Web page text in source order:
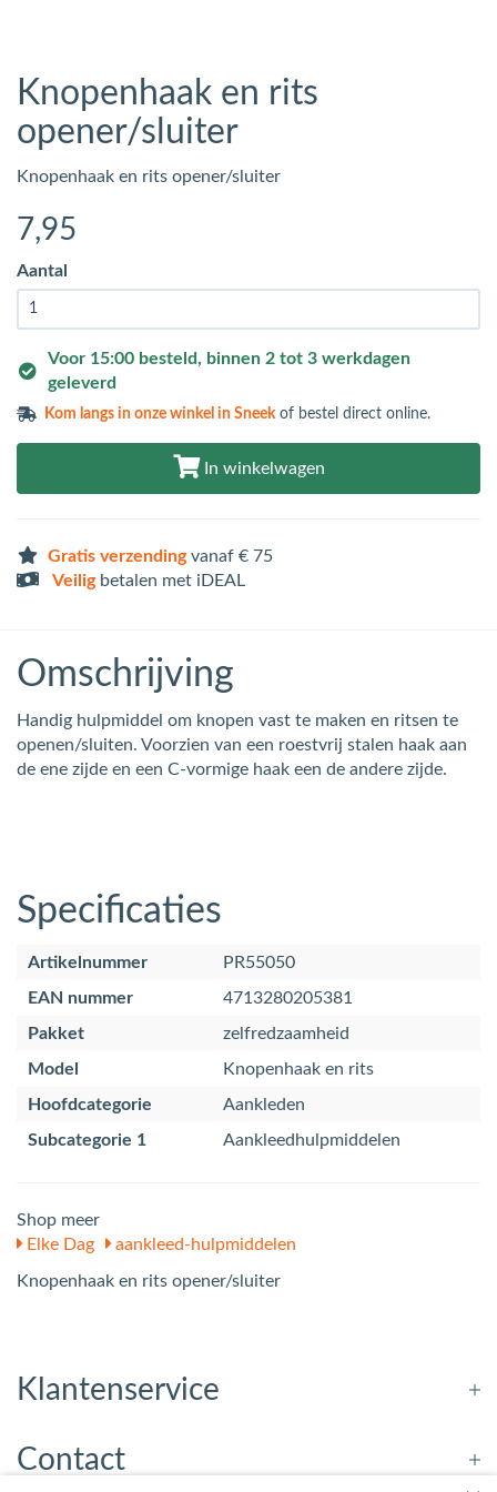
Knopenhaak en rits
opener/sluiter
Knopenhaak en rits opener/sluiter
7,95
Aantal
Voor 15:00 besteld, binnen 2 tot 3 werkdagen
geleverd
Kom langs inonze winkel in Sneekof bestel direct online.
In winkelwagen
Gratis verzendingvanaf € 75
Veiligbetalen met iDEAL
Omschrijving
Handig hulpmiddel om knopen vast te maken en ritsen te
openen/sluiten. Voorzien van een roestvrij stalen haak aan
de ene zijde en een C-vormige haak een de andere zijde.
Specificaties
Artikelnummer
PR55050
EAN nummer
4713280205381
Pakket
zelfredzaamheid
Model
Knopenhaak en rits
Hoofdcategorie
Aankleden
Subcategorie 1
Aankleedhulpmiddelen
Shop meer
Elke Dag
aankleed-hulpmiddelen
Knopenhaak en rits opener/sluiter
Klantenservice
Contact